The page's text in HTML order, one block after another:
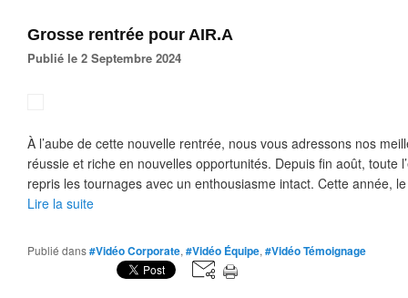
Grosse rentrée pour AIR.A
Publié le 2 Septembre 2024
À l’aube de cette nouvelle rentrée, nous vous adressons nos
réussie et riche en nouvelles opportunités. Depuis fin août, toute
repris les tournages avec un enthousiasme intact. Cette année,
Lire la suite
Publié dans#Vidéo Corporate, #Vidéo Équipe, #Vidéo Témoignage